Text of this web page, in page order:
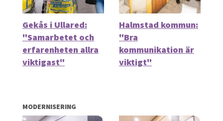
Gekås i Ullared:
"Samarbetet och
erfarenheten allra
viktigast"
Halmstad kommun:
"Bra
kommunikation är
viktigt"
MODERNISERING